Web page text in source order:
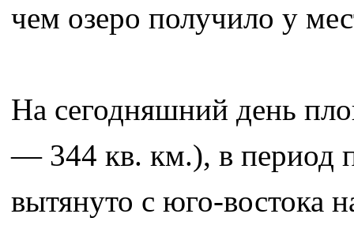
чем озеро получило у
На сегодняшний день
— 344 кв. км.), в период
вытянуто с юго-востока